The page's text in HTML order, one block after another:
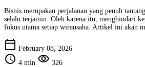
Bisnis merupakan perjalanan yang penuh
selalu terjamin. Oleh karena itu, menghindari
fokus utama setiap wirausaha. Artikel ini akan
calendar_today February 08, 2026
schedule 4 min visibility 326